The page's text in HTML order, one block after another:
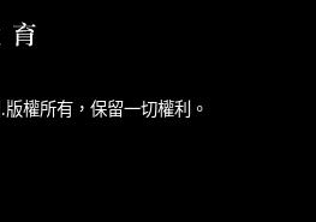
.版權所有，保留一切權利。